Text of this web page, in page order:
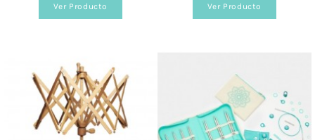
Ver Producto Ver Producto